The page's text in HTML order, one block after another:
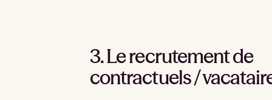
3. Le recrutement de
contractuels /